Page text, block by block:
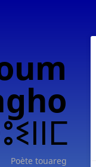
Poète touareg